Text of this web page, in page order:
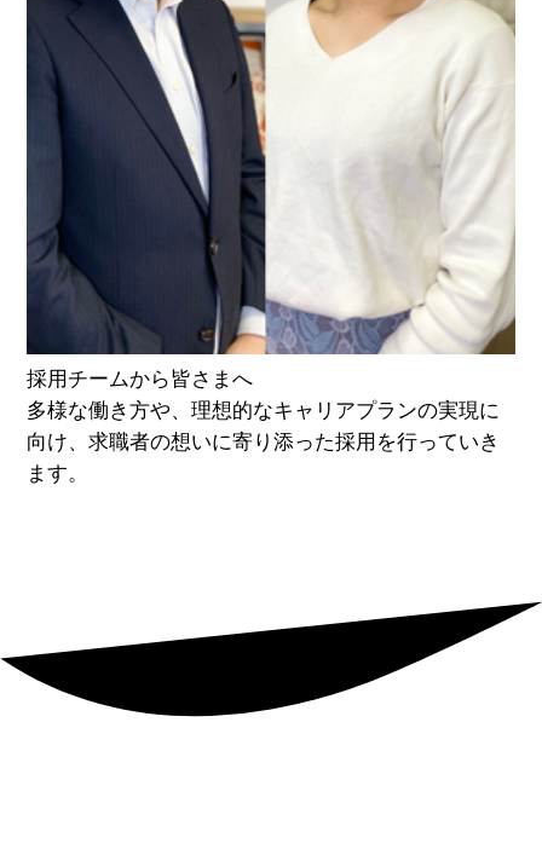
採用チームから皆さまへ
多様な働き方や、理想的なキャリアプランの実現に
向け、求職者の想いに寄り添った採用を行っていき
ます。